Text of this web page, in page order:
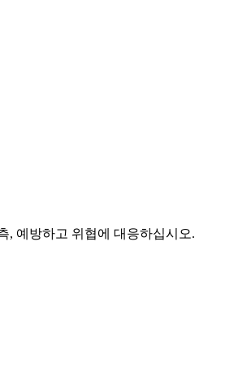
, 예방하고 위협에 대응하십시오.